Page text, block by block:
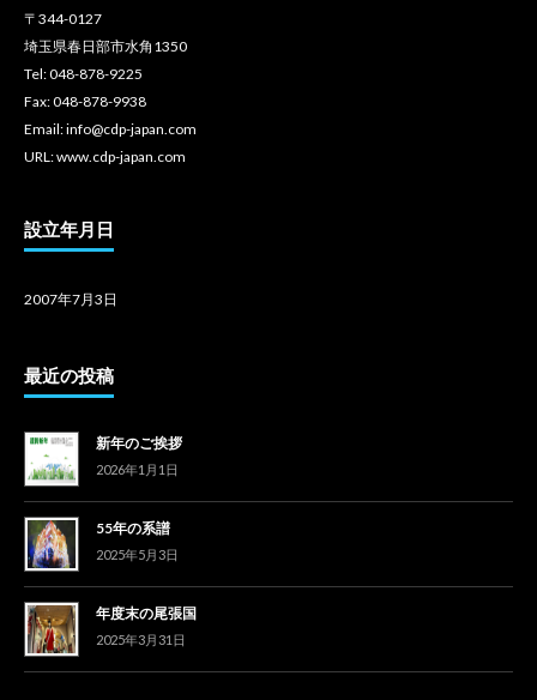
〒344-0127
埼玉県春日部市水角1350
Tel: 048-878-9225
Fax: 048-878-9938
Email: info@cdp-japan.com
URL: www.cdp-japan.com
設立年月日
2007年7月3日
最近の投稿
新年のご挨拶
2026年1月1日
55年の系譜
2025年5月3日
年度末の尾張国
2025年3月31日